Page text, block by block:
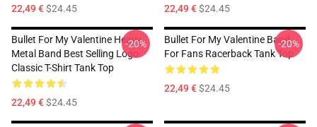
22,49 €$24.45 22,49 €$24.45
Bullet For My Valentine Heavy
Metal Band Best Selling Logo
Classic T-Shirt Tank Top
22,49 €$24.45
-20%
Bullet For My Valentine Band
For Fans Racerback Tank Top
22,49 €$24.45
-20%